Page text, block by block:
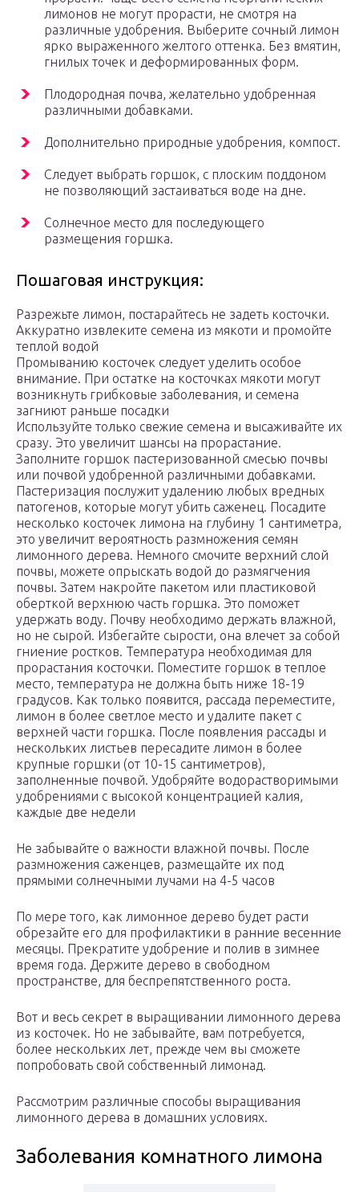
лимонов не могут прорасти, не смотря на
различные удобрения. Выберите сочный лимон
ярко выраженного желтого оттенка. Без вмятин,
гнилых точек и деформированных форм.
Плодородная почва, желательно удобренная
различными добавками.
Дополнительно природные удобрения, компост.
Следует выбрать горшок, с плоским поддоном
не позволяющий застаиваться воде на дне.
Солнечное место для последующего
размещения горшка.
Пошаговая инструкция:
Разрежьте лимон, постарайтесь не задеть косточки.
Аккуратно извлеките семена из мякоти и промойте
теплой водой
Промыванию косточек следует уделить особое
внимание. При остатке на косточках мякоти могут
возникнуть грибковые заболевания, и семена
загниют раньше посадки
Используйте только свежие семена и высаживайте их
сразу. Это увеличит шансы на прорастание.
Заполните горшок пастеризованной смесью почвы
или почвой удобренной различными добавками.
Пастеризация послужит удалению любых вредных
патогенов, которые могут убить саженец. Посадите
несколько косточек лимона на глубину 1 сантиметра,
это увеличит вероятность размножения семян
лимонного дерева. Немного смочите верхний слой
почвы, можете опрыскать водой до размягчения
почвы. Затем накройте пакетом или пластиковой
оберткой верхнюю часть горшка. Это поможет
удержать воду. Почву необходимо держать влажной,
но не сырой. Избегайте сырости, она влечет за собой
гниение ростков. Температура необходимая для
прорастания косточки. Поместите горшок в теплое
место, температура не должна быть ниже 18-19
градусов. Как только появится, рассада переместите,
лимон в более светлое место и удалите пакет с
верхней части горшка. После появления рассады и
нескольких листьев пересадите лимон в более
крупные горшки (от 10-15 сантиметров),
заполненные почвой. Удобряйте водорастворимыми
удобрениями с высокой концентрацией калия,
каждые две недели
Не забывайте о важности влажной почвы. После
размножения саженцев, размещайте их под
прямыми солнечными лучами на 4-5 часов
По мере того, как лимонное дерево будет расти
обрезайте его для профилактики в ранние весенние
месяцы. Прекратите удобрение и полив в зимнее
время года. Держите дерево в свободном
пространстве, для беспрепятственного роста.
Вот и весь секрет в выращивании лимонного дерева
из косточек. Но не забывайте, вам потребуется,
более нескольких лет, прежде чем вы сможете
попробовать свой собственный лимонад.
Рассмотрим различные способы выращивания
лимонного дерева в домашних условиях.
Заболевания комнатного лимона